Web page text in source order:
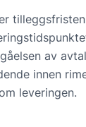
av
innen
leveringen.